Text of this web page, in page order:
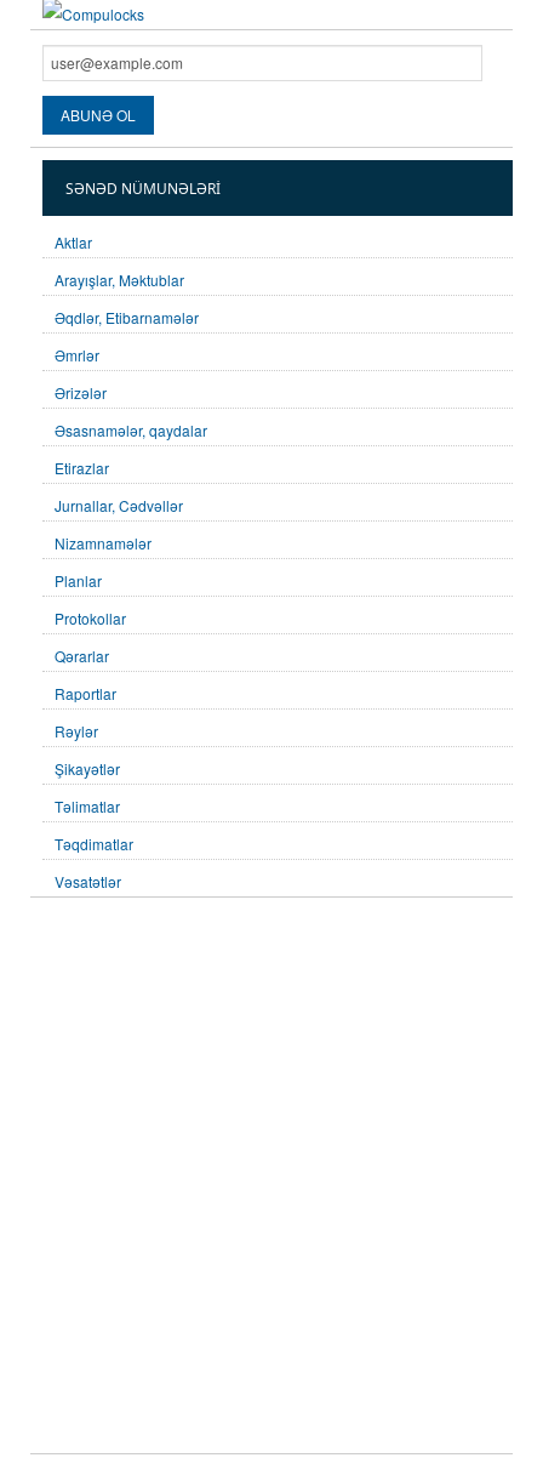
SƏNƏD NÜMUNƏLƏRI
Aktlar
Arayışlar, Məktublar
Əqdlər, Etibarnamələr
Əmrlər
Ərizələr
Əsasnamələr, qaydalar
Etirazlar
Jurnallar, Cədvəllər
Nizamnamələr
Planlar
Protokollar
Qərarlar
Raportlar
Rəylər
Şikayətlər
Təlimatlar
Təqdimatlar
Vəsatətlər